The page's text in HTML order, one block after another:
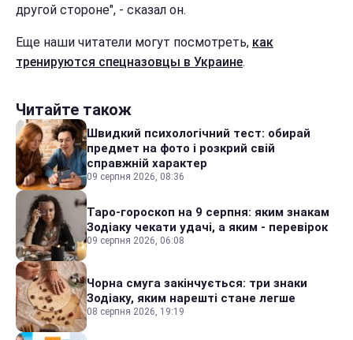
другой стороне", - сказал он.
Еще наши читатели могут посмотреть, как
тренируются спецназовцы в Украине.
Читайте також
Швидкий психологічний тест: обирай
предмет на фото і розкрий свій
справжній характер
09 серпня 2026, 08:36
Таро-гороскоп на 9 серпня: яким знакам
Зодіаку чекати удачі, а яким - перевірок
09 серпня 2026, 06:08
Чорна смуга закінчується: три знаки
Зодіаку, яким нарешті стане легше
08 серпня 2026, 19:19